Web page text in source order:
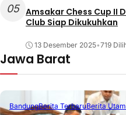
05 Amsakar Chess Cup II
Club Siap Dikukuhkan
13 Desember 2025•719
Jawa Barat
BandungBerita TerbaruBerita